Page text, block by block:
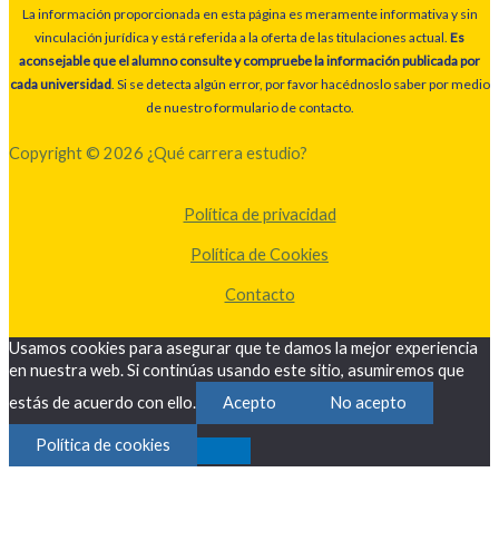
La información proporcionada en esta página es meramente informativa y sin
vinculación jurídica y está referida a la oferta de las titulaciones actual. Es
aconsejable que el alumno consulte y compruebe la información publicada por
cada universidad. Si se detecta algún error, por favor hacédnoslo saber por medio
de nuestro formulario de contacto.
Copyright © 2026 ¿Qué carrera estudio?
Política de privacidad
Política de Cookies
Contacto
Usamos cookies para asegurar que te damos la mejor experiencia
en nuestra web. Si continúas usando este sitio, asumiremos que
estás de acuerdo con ello.
Acepto No acepto
Política de cookies